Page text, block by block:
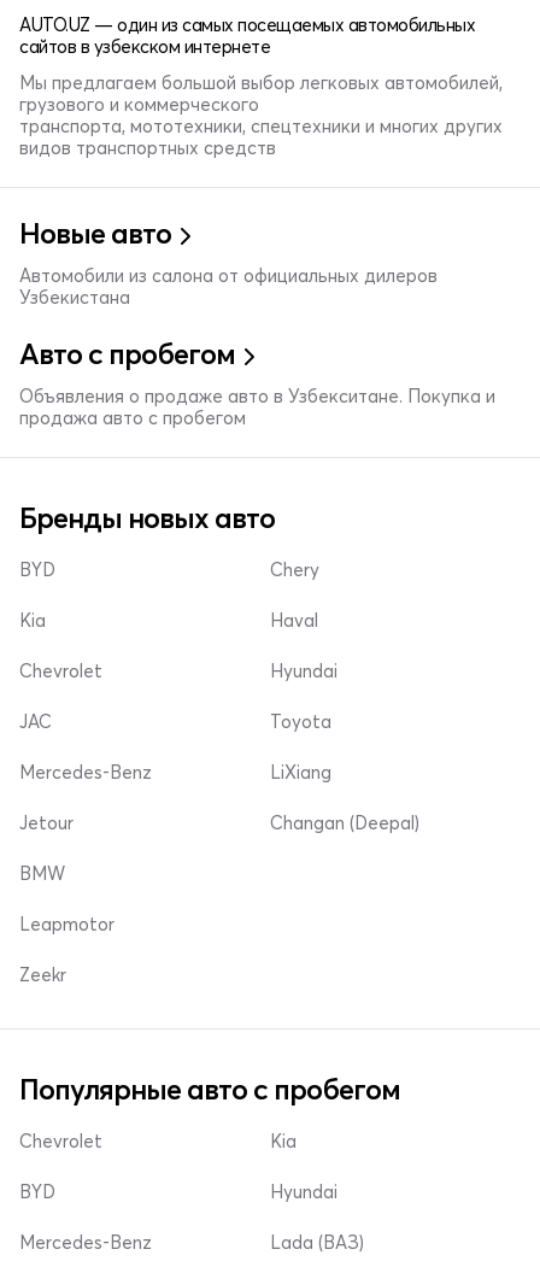
AUTO.UZ — один из самых посещаемых автомобильных
сайтов в узбекском интернете
Мы предлагаем большой выбор легковых автомобилей,
грузового и коммерческого
транспорта, мототехники, спецтехники и многих других
видов транспортных средств
Новые авто
Автомобили из салона от официальных дилеров
Узбекистана
Авто с пробегом
Объявления о продаже авто в Узбекситане. Покупка и
продажа авто с пробегом
Бренды новых авто
BYD
Kia
Chevrolet
Chery
Haval
Hyundai
JAC
Mercedes-Benz
Jetour
Toyota
LiXiang
Changan (Deepal)
BMW
Leapmotor
Zeekr
Популярные авто с пробегом
Chevrolet
BYD
Mercedes-Benz
Kia
Hyundai
Lada (ВАЗ)